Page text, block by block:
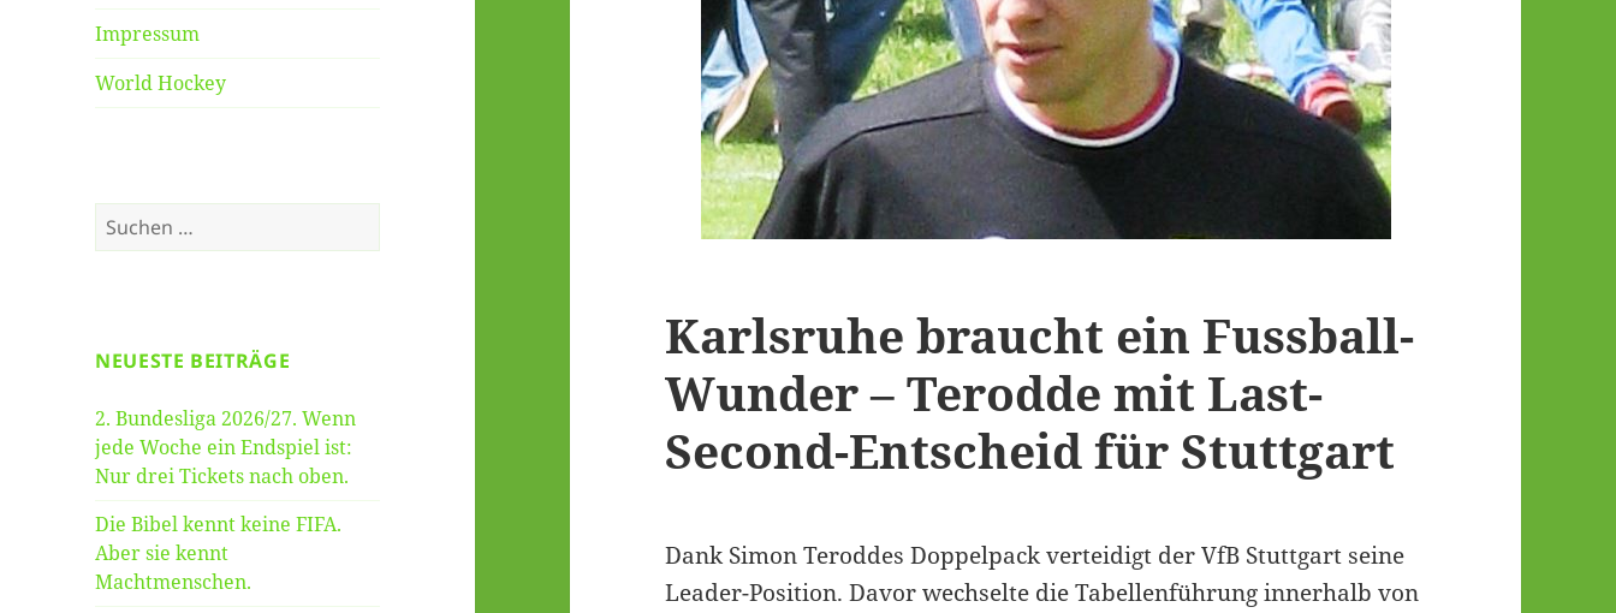
Impressum
World Hockey
Suche
nach:
NEUESTE BEITRÄGE
2. Bundesliga 2026/27. Wenn
jede Woche ein Endspiel ist:
Nur drei Tickets nach oben.
Die Bibel kennt keine FIFA.
Aber sie kennt
Machtmenschen.
Karlsruhe braucht ein Fussball-
Wunder – Terodde mit Last-
Second-Entscheid für Stuttgart
Dank Simon Teroddes Doppelpack verteidigt der VfB Stuttgart seine
Leader-Position. Davor wechselte die Tabellenführung innerhalb von